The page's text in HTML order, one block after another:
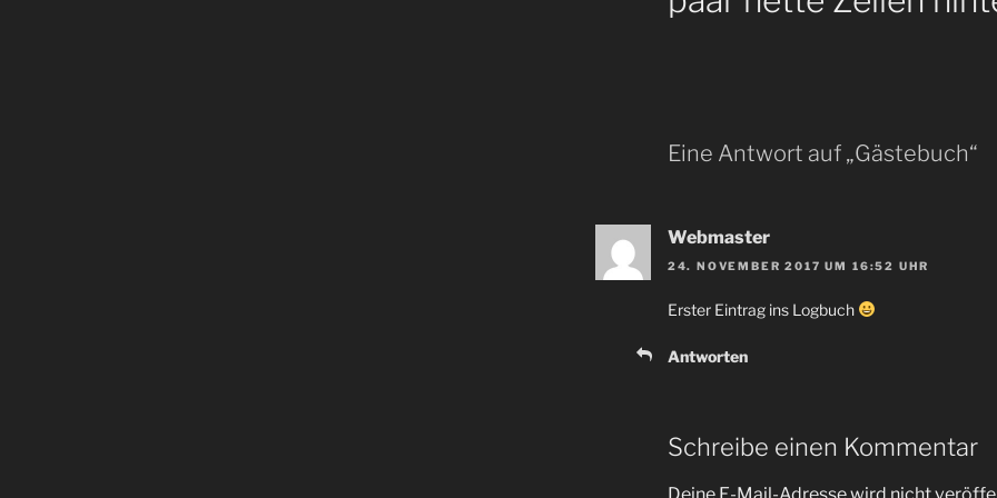
Eine Antwort auf „Gästebuch“
Webmaster
24. NOVEMBER 2017 UM 16:52 UHR
Erster Eintrag ins Logbuch
Antworten
Schreibe einen Kommentar